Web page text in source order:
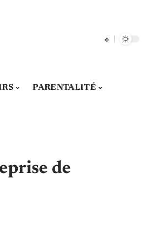
PARENTALITÉ
de